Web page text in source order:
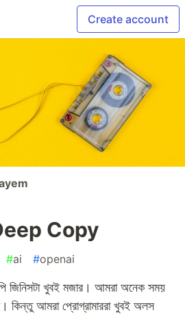
Create account
Copy
#ai #openai
খুবই মজার। আমরা অনেক সময়
কিন্তু আমরা প্রোগ্রামাররা খুবই অলস